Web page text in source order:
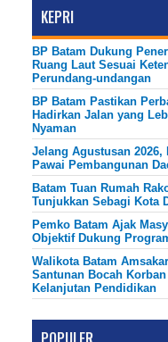
KEPRI
BP Batam Dukung
Ruang Laut Sesuai
Perundang-undangan
BP Batam Pastikan
Hadirkan Jalan yang
Nyaman
Jelang Agustusan 2026,
Pawai Pembangunan
Batam Tuan Rumah
Tunjukkan Sebagi Kota
Pemko Batam Ajak
Objektif Dukung
Walikota Batam
Santunan Bocah
Kelanjutan Pendidikan